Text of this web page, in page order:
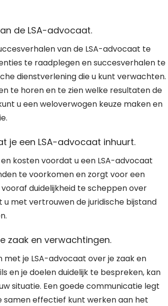
de LSA-advocaat.
van de LSA-advocaat te
te raadplegen en succesverhalen te
dienstverlening die u kunt verwachten.
te horen en te zien welke resultaten de
u een weloverwogen keuze maken en
je een LSA-advocaat inhuurt.
kosten voordat u een LSA-advocaat
te voorkomen en zorgt voor een
duidelijkheid te scheppen over
met vertrouwen de juridische bijstand
zaak en verwachtingen.
je LSA-advocaat over je zaak en
en je doelen duidelijk te bespreken, kan
situatie. Een goede communicatie legt
effectief kunt werken aan het